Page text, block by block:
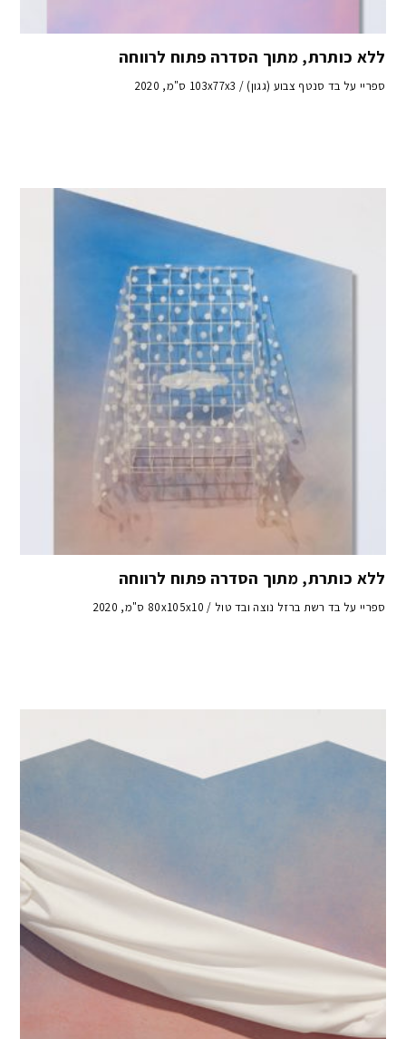
ללא כותרת, מתוך הסדרה פתוח לרווחה
ספריי על בד סנטף צבוע (גגון) / 103x77x3 ס"מ, 2020
ללא כותרת, מתוך הסדרה פתוח לרווחה
ספריי על בד רשת ברזל נוצה ובד טול / 80x105x10 ס"מ, 2020